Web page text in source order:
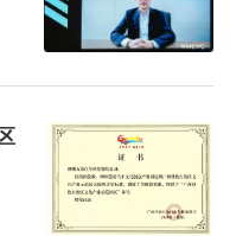
脉启智驾新程 —中
主题的汽车科普课
车的发展脉络。